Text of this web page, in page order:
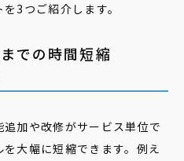
3つご紹介します。
での時間短縮
加や改修がサービス単位で
大幅に短縮できます。例え